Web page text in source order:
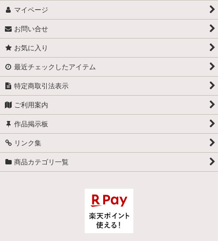
マイページ
お問い合せ
お気に入り
最近チェックしたアイテム
特定商取引法表示
ご利用案内
作品掲示板
リンク集
商品カテゴリ一覧